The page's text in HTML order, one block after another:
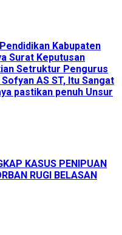
Kabupaten
Surat Keputusan
Setruktur Pengurus
AS ST, Itu Sangat
pastikan penuh Unsur
KASUS PENIPUAN
RUGI BELASAN